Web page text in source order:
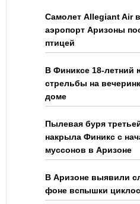
Самолет Allegiant Air
аэропорт Аризоны
птицей
В Финиксе 18-летний
стрельбы на
доме
Пылевая буря
накрыла Финикс с
муссонов в Аризоне
В Аризоне выявили
фоне вспышки